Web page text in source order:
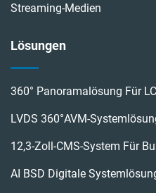
Streaming-Medien
Lösungen
360° Panoramalösung Für
LVDS 360°AVM-
12,3-Zoll-CMS-System Für
AI BSD Digitale